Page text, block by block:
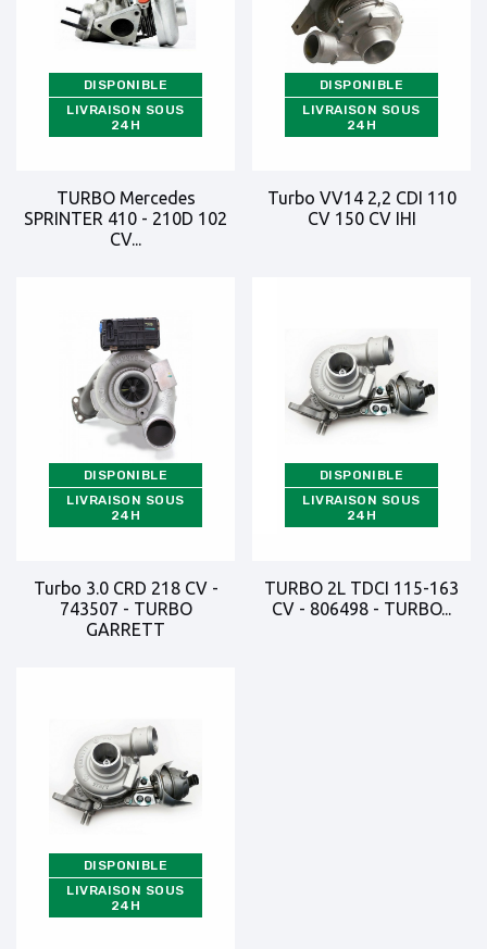
DISPONIBLE
LIVRAISON SOUS
24H
TURBO Mercedes
SPRINTER 410 - 210D 102
CV...
DISPONIBLE
LIVRAISON SOUS
24H
Turbo VV14 2,2 CDI 110
CV 150 CV IHI
DISPONIBLE
LIVRAISON SOUS
24H
Turbo 3.0 CRD 218 CV -
743507 - TURBO
GARRETT
DISPONIBLE
LIVRAISON SOUS
24H
TURBO 2L TDCI 115-163
CV - 806498 - TURBO...
DISPONIBLE
LIVRAISON SOUS
24H